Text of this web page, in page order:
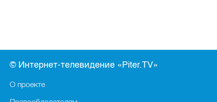
© Интернет-телевидение «Piter.TV»
О проекте